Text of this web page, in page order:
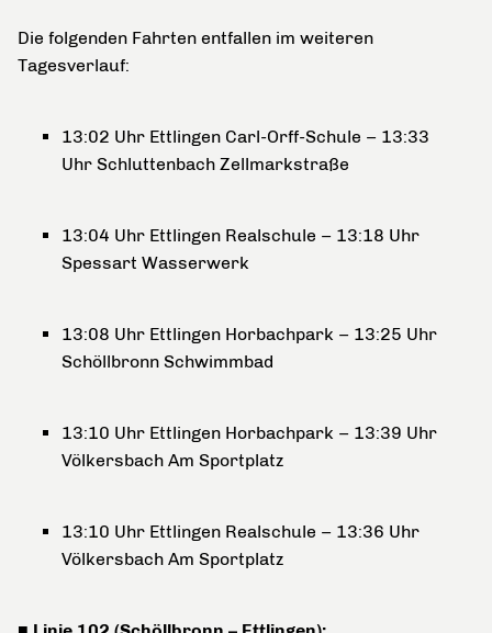
Die folgenden Fahrten entfallen im weiteren
Tagesverlauf:
13:02 Uhr Ettlingen Carl-Orff-Schule – 13:33
Uhr Schluttenbach Zellmarkstraße
13:04 Uhr Ettlingen Realschule – 13:18 Uhr
Spessart Wasserwerk
13:08 Uhr Ettlingen Horbachpark – 13:25 Uhr
Schöllbronn Schwimmbad
13:10 Uhr Ettlingen Horbachpark – 13:39 Uhr
Völkersbach Am Sportplatz
13:10 Uhr Ettlingen Realschule – 13:36 Uhr
Völkersbach Am Sportplatz